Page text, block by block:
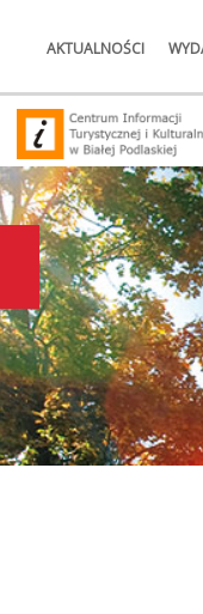
AKTUALNOŚCI